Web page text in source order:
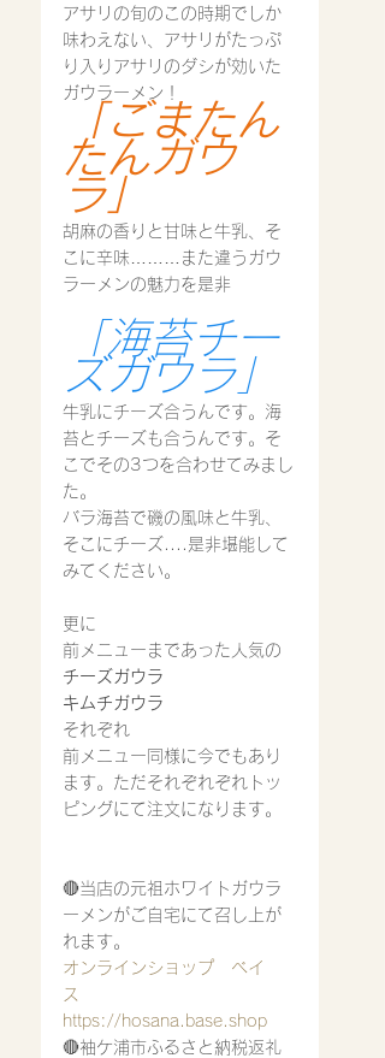
アサリの旬のこの時期でしか
味わえない、アサリがたっぷ
り入りアサリのダシが効いた
ガウラーメン！
「ごまたん
たんガウ
ラ」
胡麻の香りと甘味と牛乳、そ
こに辛味………また違うガウ
ラーメンの魅力を是非
「海苔チー
ズガウラ」
牛乳にチーズ合うんです。海
苔とチーズも合うんです。そ
こでその3つを合わせてみまし
た。
バラ海苔で磯の風味と牛乳、
そこにチーズ....是非堪能して
みてください。
更に
前メニューまであった人気の
チーズガウラ
キムチガウラ
それぞれ
前メニュー同様に今でもあり
ます。ただそれぞれぞれトッ
ピングにて注文になります。
🔴当店の元祖ホワイトガウラ
ーメンがご自宅にて召し上が
れます。
オンラインショップ　ベイ
ス
https://hosana.base.shop
🔴袖ケ浦市ふるさと納税返礼